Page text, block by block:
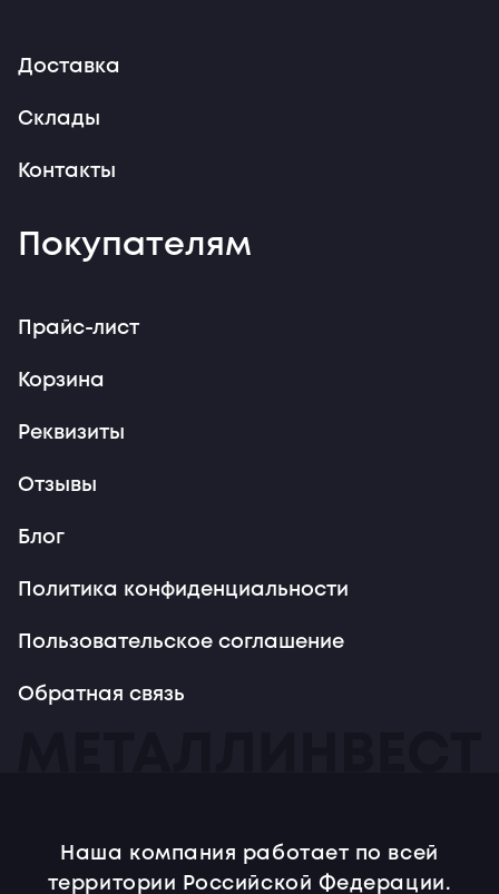
Доставка
Склады
Контакты
Покупателям
Прайс-лист
Корзина
Реквизиты
Отзывы
Блог
Политика конфиденциальности
Пользовательское соглашение
Обратная связь
Наша компания работает по всей
территории Российской Федерации.